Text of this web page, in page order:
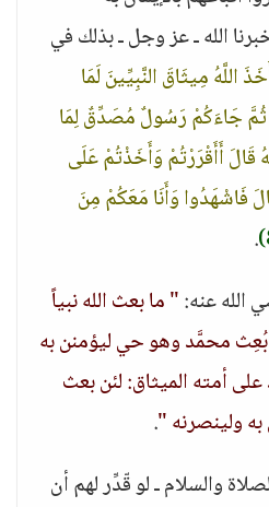
الله ـ عز وجل ـ بذلك في
اللَّهُ مِيثَاقَ النَّبِيِّينَ لَمَا
جَاءَكُمْ رَسُولٌ مُصَدِّقٌ لِمَا
قَالَ أَأَقْرَرْتُمْ وَأَخَذْتُمْ عَلَى
فَاشْهَدُوا وَأَنَا مَعَكُمْ مِنَ
.
الله عنه:" ما بعث الله نبياً
بُعِث محمَّد وهو حي ليؤمنن به
أمته الميثاق: لئن بعث
ولينصرنه ".
والسلام ـ لو قّدِّر لهم أن